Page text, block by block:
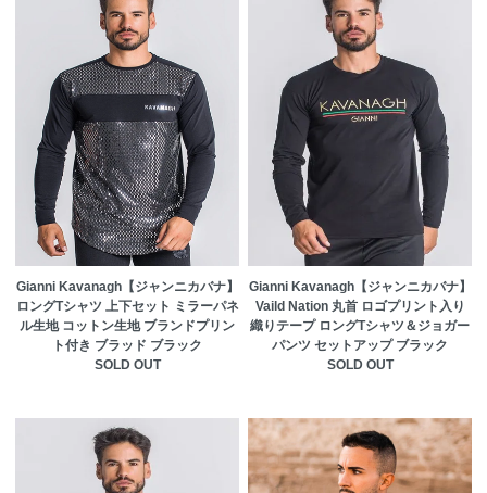
Gianni Kavanagh【ジャンニカバナ】
ロングTシャツ 上下セット ミラーパネ
ル生地 コットン生地 ブランドプリン
ト付き ブラッド ブラック
SOLD OUT
Gianni Kavanagh【ジャンニカバナ】
Vaild Nation 丸首 ロゴプリント入り
織りテープ ロングTシャツ＆ジョガー
パンツ セットアップ ブラック
SOLD OUT